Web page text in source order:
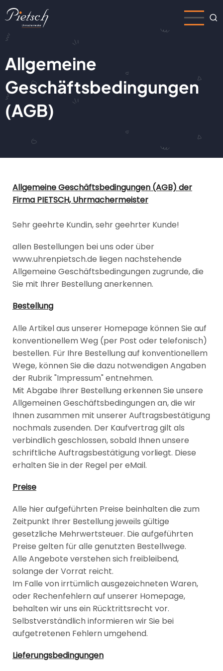
Direkt
zum
Inhalt
Allgemeine
Geschäftsbedingungen
(AGB)
Allgemeine Geschäftsbedingungen (AGB) der
Firma PIETSCH, Uhrmachermeister
Sehr geehrte Kundin, sehr geehrter Kunde!
allen Bestellungen bei uns oder über
www.uhrenpietsch.de liegen nachstehende
Allgemeine Geschäftsbedingungen zugrunde, die
Sie mit Ihrer Bestellung anerkennen.
Bestellung
Alle Artikel aus unserer Homepage können Sie auf
konventionellem Weg (per Post oder telefonisch)
bestellen. Für Ihre Bestellung auf konventionellem
Wege, können Sie die dazu notwendigen Angaben
der Rubrik "Impressum" entnehmen.
Mit Abgabe Ihrer Bestellung erkennen Sie unsere
Allgemeinen Geschäftsbedingungen an, die wir
Ihnen zusammen mit unserer Auftragsbestätigung
nochmals zusenden. Der Kaufvertrag gilt als
verbindlich geschlossen, sobald Ihnen unsere
schriftliche Auftragsbestätigung vorliegt. Diese
erhalten Sie in der Regel per eMail.
Preise
Alle hier aufgeführten Preise beinhalten die zum
Zeitpunkt Ihrer Bestellung jeweils gültige
gesetzliche Mehrwertsteuer. Die aufgeführten
Preise gelten für alle genutzten Bestellwege.
Alle Angebote verstehen sich freibleibend,
solange der Vorrat reicht.
Im Falle von irrtümlich ausgezeichneten Waren,
oder Rechenfehlern auf unserer Homepage,
behalten wir uns ein Rücktrittsrecht vor.
Selbstverständlich informieren wir Sie bei
aufgetretenen Fehlern umgehend.
Lieferungsbedingungen